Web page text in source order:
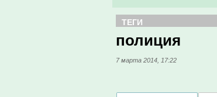
ТЕГИ
полиция
7 марта 2014, 17:22